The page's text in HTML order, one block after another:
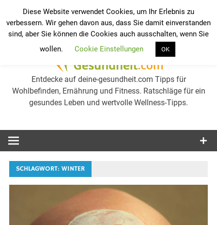
Werkzeugleiste öffnen
springen
Entdecke auf deine-gesundheit.com Tipps für
Wohlbefinden, Ernährung und Fitness. Ratschläge für ein
gesundes Leben und wertvolle Wellness-Tipps.
SCHLAGWORT:WINTER
Diese Website verwendet Cookies, um Ihr Erlebnis zu
verbessern. Wir gehen davon aus, dass Sie damit einverstanden
sind, aber Sie können die Cookies auch ausschalten, wenn Sie
wollen.
Cookie Einstellungen OK